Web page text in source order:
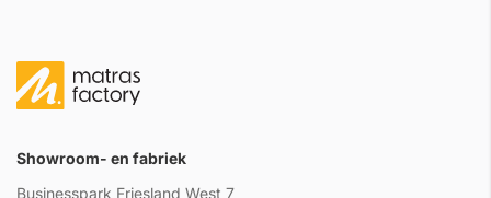
Showroom- en fabriek
Businesspark Friesland West 7